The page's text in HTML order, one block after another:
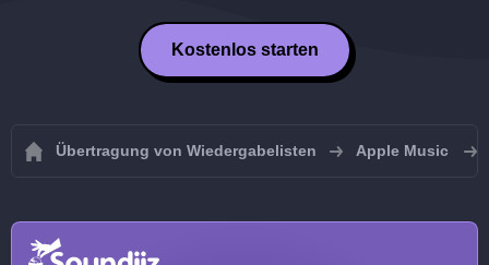
Kostenlos starten
Übertragung von Wiedergabelisten Apple Music